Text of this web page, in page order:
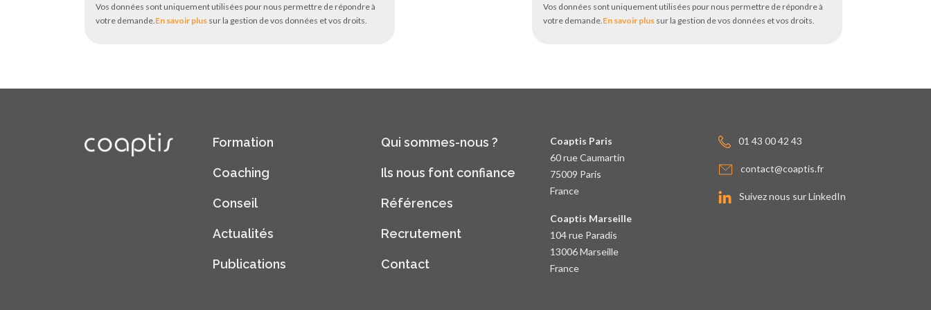
Vos données sont uniquement utilisées pour nous permettre de répondre à
votre demande.En savoir plus sur la gestion de vos données et vos droits.
Vos données sont uniquement utilisées pour nous permettre de répondre à
votre demande.En savoir plussur la gestion de vos données et vos droits.
Formation
Coaching
Conseil
Actualités
Publications
Qui sommes-nous ?
Ils nous font confiance
Références
Recrutement
Contact
Coaptis Paris
60 rue Caumartin
75009 Paris
France
Coaptis Marseille
104 rue Paradis
13006 Marseille
France
01 43 00 42 43
contact@coaptis.fr
Suivez nous sur LinkedIn